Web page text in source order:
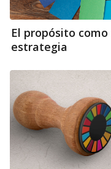
El propósito
estrategia